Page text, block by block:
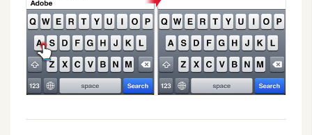
S
J
a
v
a